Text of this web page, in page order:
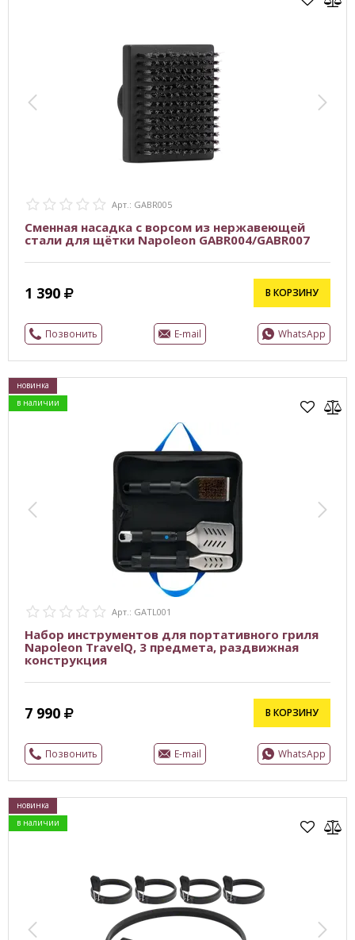
Арт.: GABR005
Сменная насадка с ворсом из нержавеющей
стали для щётки Napoleon GABR004/GABR007
1 390 В КОРЗИНУ
Позвонить E-mail WhatsApp
новинка
в наличии
Арт.: GATL001
Набор инструментов для портативного гриля
Napoleon TravelQ, 3 предмета, раздвижная
конструкция
7 990 В КОРЗИНУ
Позвонить E-mail WhatsApp
новинка
в наличии